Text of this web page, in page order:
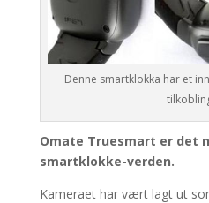
Denne smartklokka har et
Omate Truesmart er det
smartklokke-verden.
Kameraet har vært lagt ut